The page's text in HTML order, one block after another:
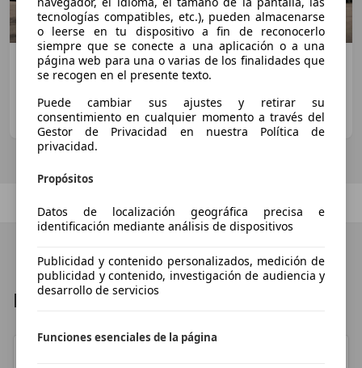
tecnologías compatibles, etc.), pueden almacenarse
o leerse en tu dispositivo a fin de reconocerlo
siempre que se conecte a una aplicación o a una
página web para una o varias de los finalidades que
se recogen en el presente texto.
Puede cambiar sus ajustes y retirar su
consentimiento en cualquier momento a través del
Gestor de Privacidad en nuestra Política de
privacidad.
Propósitos
Datos de localización geográfica precisa e
identificación mediante análisis de dispositivos
Publicidad y contenido personalizados, medición de
publicidad y contenido, investigación de audiencia y
desarrollo de servicios
Funciones esenciales de la página
Nuevo Cupra Raval Plus: la marca lanza su
versión de acceso con 135 CV y 328 km de
autonomía
Dani Cuadrado · 25/07/2026 · 3 minutos de lectura
Anterior 1 Siguiente
Reviews por Top marcas